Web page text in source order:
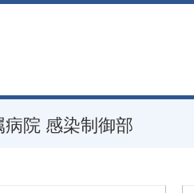
病院 感染制御部